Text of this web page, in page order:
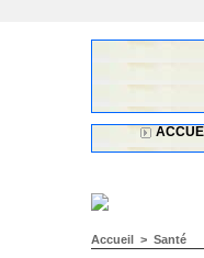
Accueil > Santé